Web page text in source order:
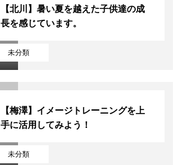
未分類
【北川】暑い夏を越えた子供達の成
長を感じています。
未分類
【梅澤】イメージトレーニングを上
手に活用してみよう！